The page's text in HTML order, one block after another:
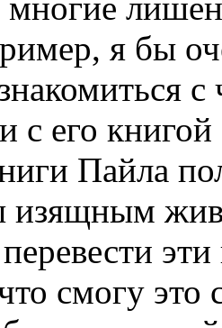
я бы
с его
Пайла
изящным
смогу это